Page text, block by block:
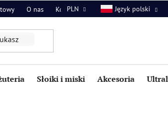
O nas Kontakt
PLN Język polski
Słoiki i miski Akcesoria